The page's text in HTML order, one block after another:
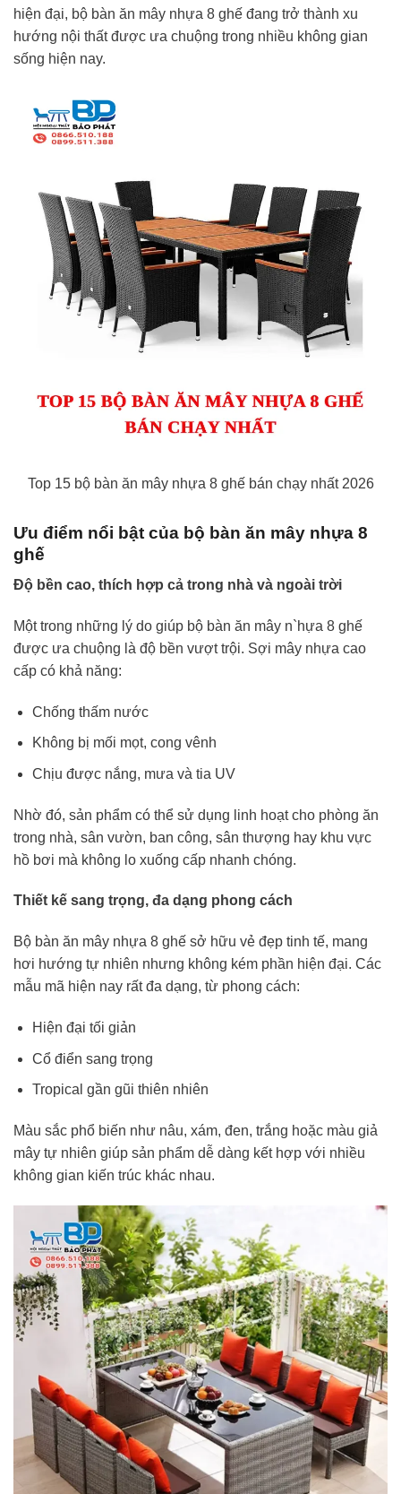
hiện đại, bộ bàn ăn mây nhựa 8 ghế đang trở thành xu
hướng nội thất được ưa chuộng trong nhiều không gian
sống hiện nay.
Top 15 bộ bàn ăn mây nhựa 8 ghế bán chạy nhất 2026
Ưu điểm nổi bật của bộ bàn ăn mây nhựa 8
ghế
Độ bền cao, thích hợp cả trong nhà và ngoài trời
Một trong những lý do giúp bộ bàn ăn mây n`hựa 8 ghế
được ưa chuộng là độ bền vượt trội. Sợi mây nhựa cao
cấp có khả năng:
Chống thấm nước
Không bị mối mọt, cong vênh
Chịu được nắng, mưa và tia UV
Nhờ đó, sản phẩm có thể sử dụng linh hoạt cho phòng ăn
trong nhà, sân vườn, ban công, sân thượng hay khu vực
hồ bơi mà không lo xuống cấp nhanh chóng.
Thiết kế sang trọng, đa dạng phong cách
Bộ bàn ăn mây nhựa 8 ghế sở hữu vẻ đẹp tinh tế, mang
hơi hướng tự nhiên nhưng không kém phần hiện đại. Các
mẫu mã hiện nay rất đa dạng, từ phong cách:
Hiện đại tối giản
Cổ điển sang trọng
Tropical gần gũi thiên nhiên
Màu sắc phổ biến như nâu, xám, đen, trắng hoặc màu giả
mây tự nhiên giúp sản phẩm dễ dàng kết hợp với nhiều
không gian kiến trúc khác nhau.